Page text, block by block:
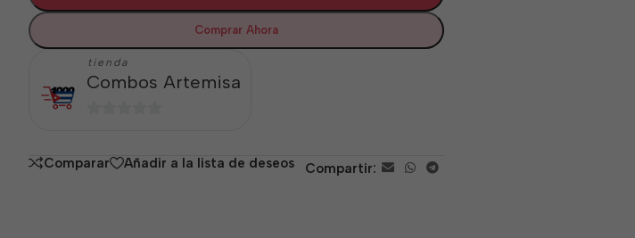
Comprar Ahora
tienda
Combos Artemisa
5
Comparar Añadir a la lista de deseos Compartir: